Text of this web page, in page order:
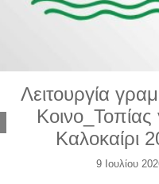
Λειτουργία
Κοινο_Τοπίας
Καλοκαίρι
9 Ιουλίου